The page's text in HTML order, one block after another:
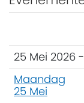
25 Mei 2026
Maandag
25 Mei